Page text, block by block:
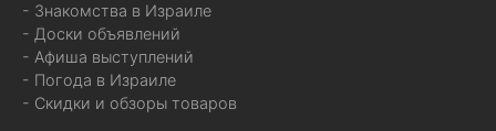
- Знакомства в Израиле
- Доски объявлений
- Афиша выступлений
- Погода в Израиле
- Скидки и обзоры товаров